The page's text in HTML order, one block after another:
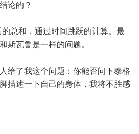
论的？
总和，通过时间跳跃的计算。最
斯瓦鲁是一样的问题。
给了我这个问题：你能否问下泰格
描述一下自己的身体，我将不胜感